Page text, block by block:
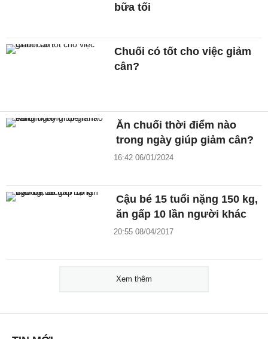
bữa tối
Chuối có tốt cho việc giảm
cân?
Ăn chuối thời điểm nào
trong ngày giúp giảm cân?
16:42 06/01/2024
Cậu bé 15 tuổi nặng 150 kg,
ăn gấp 10 lần người khác
20:55 08/04/2017
Xem thêm